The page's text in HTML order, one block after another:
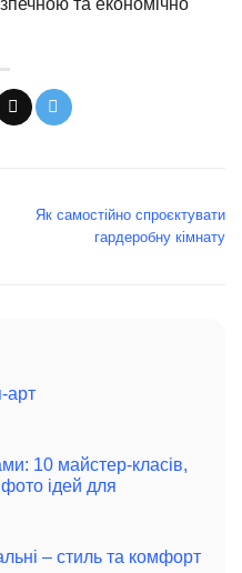
Як самостійно спроєктувати
гардеробну кімнату
арт
10 майстер-класів,
ідей для
– стиль та комфорт